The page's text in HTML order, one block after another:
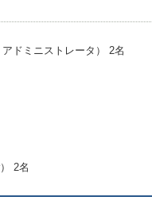
ドミニストレータ） 2名
2名